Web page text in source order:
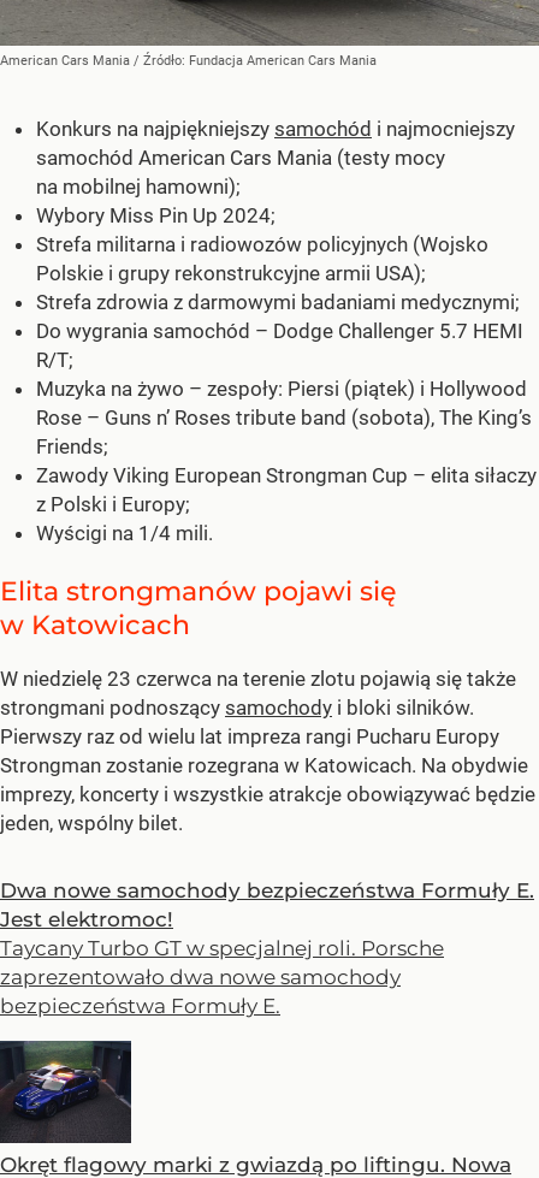
American Cars Mania / Źródło: Fundacja American Cars Mania
Konkurs na najpiękniejszy samochód i najmocniejszy
samochód American Cars Mania (testy mocy
na mobilnej hamowni);
Wybory Miss Pin Up 2024;
Strefa militarna i radiowozów policyjnych (Wojsko
Polskie i grupy rekonstrukcyjne armii USA);
Strefa zdrowia z darmowymi badaniami medycznymi;
Do wygrania samochód – Dodge Challenger 5.7 HEMI
R/T;
Muzyka na żywo – zespoły: Piersi (piątek) i Hollywood
Rose – Guns n’ Roses tribute band (sobota), The King’s
Friends;
Zawody Viking European Strongman Cup – elita siłaczy
z Polski i Europy;
Wyścigi na 1/4 mili.
Elita strongmanów pojawi się
w Katowicach
W niedzielę 23 czerwca na terenie zlotu pojawią się także
strongmani podnoszący samochody i bloki silników.
Pierwszy raz od wielu lat impreza rangi Pucharu Europy
Strongman zostanie rozegrana w Katowicach. Na obydwie
imprezy, koncerty i wszystkie atrakcje obowiązywać będzie
jeden, wspólny bilet.
Dwa nowe samochody bezpieczeństwa Formuły E.
Jest elektromoc!
Taycany Turbo GT w specjalnej roli. Porsche
zaprezentowało dwa nowe samochody
bezpieczeństwa Formuły E.
Okręt flagowy marki z gwiazdą po liftingu. Nowa